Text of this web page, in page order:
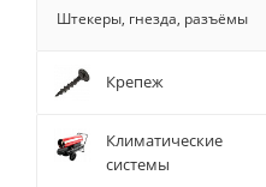
Штекеры, гнезда, разъёмы
Крепеж
Климатические
системы